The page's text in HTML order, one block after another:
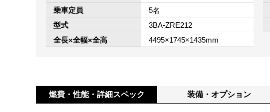
乗車定員
5名
型式
3BA-ZRE212
全長×全幅×全高
4495×1745×1435mm
燃費・性能・ 詳細スペック 装備・オプション